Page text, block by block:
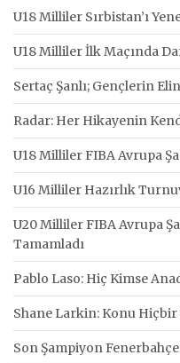
U18 Milliler Sırbistan’ı
U18 Milliler İlk Maçında
Sertaç Şanlı; Gençlerin
Radar: Her Hikayenin
U18 Milliler FIBA Avrupa
U16 Milliler Hazırlık
U20 Milliler FIBA Avrupa
Tamamladı
Pablo Laso: Hiç Kimse
Shane Larkin: Konu
Son Şampiyon